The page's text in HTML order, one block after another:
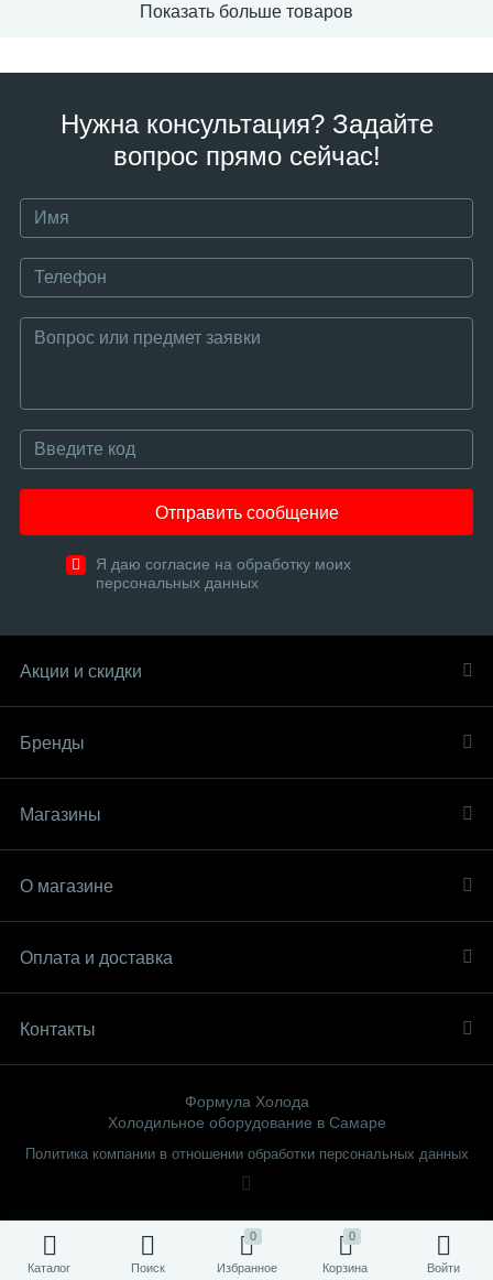
Каталог Поиск
0
Избранное
0
Корзина Войти
Показать больше товаров
Нужна консультация? Задайте
вопрос прямо сейчас!
Отправить сообщение
Я даю согласие на обработку моих
персональных данных
Акции и скидки
Бренды
Магазины
О магазине
Оплата и доставка
Контакты
Формула Холода
Холодильное оборудование в Самаре
Политика компании в отношении обработки персональных данных